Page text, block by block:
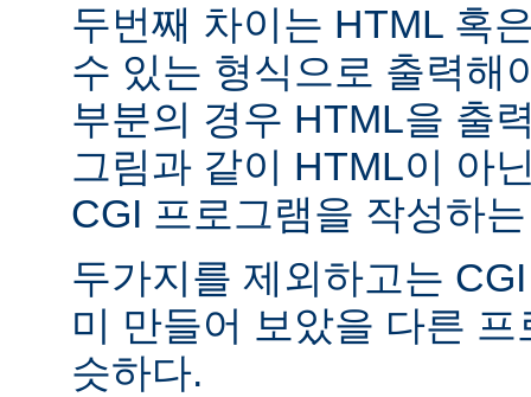
두번째 차이는 HTML 혹
수 있는 형식으로 출력해
부분의 경우 HTML을 출
그림과 같이 HTML이 아
CGI 프로그램을 작성하
두가지를 제외하고는
미 만들어 보았을 다른
슷하다.